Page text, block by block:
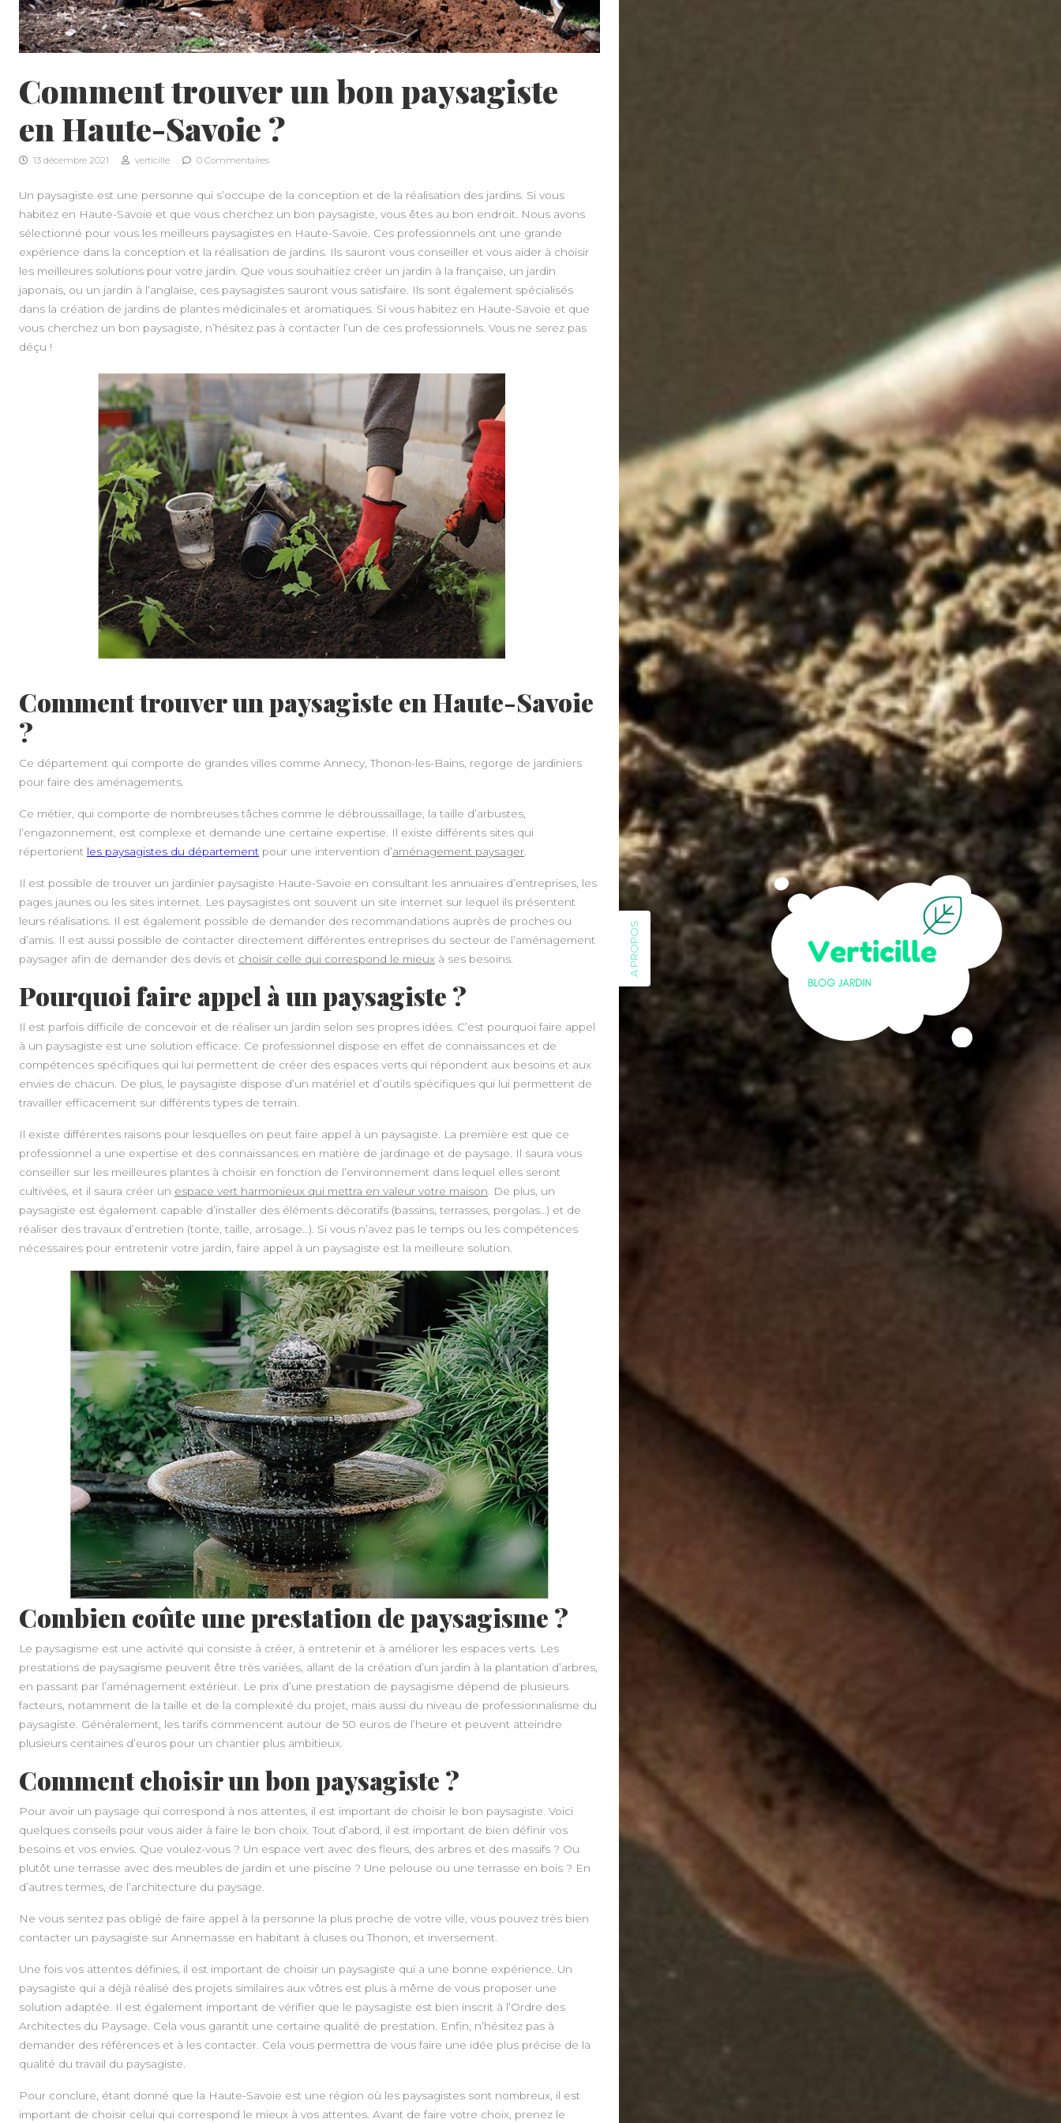
Comment trouver un bon paysagiste
en Haute-Savoie ?
13 décembre 2021 verticille 0 Commentaires
Un paysagiste est une personne qui s’occupe de la conception et de la réalisation des jardins. Si vous
habitez en Haute-Savoie et que vous cherchez un bon paysagiste, vous êtes au bon endroit. Nous avons
sélectionné pour vous les meilleurs paysagistes en Haute-Savoie. Ces professionnels ont une grande
expérience dans la conception et la réalisation de jardins. Ils sauront vous conseiller et vous aider à choisir
les meilleures solutions pour votre jardin. Que vous souhaitiez créer un jardin à la française, un jardin
japonais, ou un jardin à l’anglaise, ces paysagistes sauront vous satisfaire. Ils sont également spécialisés
dans la création de jardins de plantes médicinales et aromatiques. Si vous habitez en Haute-Savoie et que
vous cherchez un bon paysagiste, n’hésitez pas à contacter l’un de ces professionnels. Vous ne serez pas
déçu !
Comment trouver un paysagiste en Haute-Savoie
?
Ce département qui comporte de grandes villes comme Annecy, Thonon-les-Bains, regorge de jardiniers
pour faire des aménagements.
Ce métier, qui comporte de nombreuses tâches comme le débroussaillage, la taille d’arbustes,
l’engazonnement, est complexe et demande une certaine expertise. Il existe différents sites qui
répertorient les paysagistes du département pour une intervention d’aménagement paysager
Il est possible de trouver un jardinier paysagiste Haute-Savoie en consultant les annuaires d’entreprises, les
pages jaunes ou les sites internet. Les paysagistes ont souvent un site internet sur lequel ils présentent
leurs réalisations. Il est également possible de demander des recommandations auprès de proches ou
d’amis. Il est aussi possible de contacter directement différentes entreprises du secteur de l’aménagement
paysager afin de demander des devis et choisir celle qui correspond le mieux à ses besoins.
Pourquoi faire appel à un paysagiste ?
Il est parfois difficile de concevoir et de réaliser un jardin selon ses propres idées. C’est pourquoi faire appel
à un paysagiste est une solution efficace. Ce professionnel dispose en effet de connaissances et de
compétences spécifiques qui lui permettent de créer des espaces verts qui répondent aux besoins et aux
envies de chacun. De plus, le paysagiste dispose d’un matériel et d’outils spécifiques qui lui permettent de
travailler efficacement sur différents types de terrain.
Il existe différentes raisons pour lesquelles on peut faire appel à un paysagiste. La première est que ce
professionnel a une expertise et des connaissances en matière de jardinage et de paysage. Il saura vous
conseiller sur les meilleures plantes à choisir en fonction de l’environnement dans lequel elles seront
cultivées, et il saura créer un espace vert harmonieux qui mettra en valeur votre maison . De plus, un
paysagiste est également capable d’installer des éléments décoratifs (bassins, terrasses, pergolas…) et de
réaliser des travaux d’entretien (tonte, taille, arrosage…). Si vous n’avez pas le temps ou les compétences
nécessaires pour entretenir votre jardin, faire appel à un paysagiste est la meilleure solution.
Combien coûte une prestation de paysagisme ?
Le paysagisme est une activité qui consiste à créer, à entretenir et à améliorer les espaces verts. Les
prestations de paysagisme peuvent être très variées, allant de la création d’un jardin à la plantation d’arbres,
en passant par l’aménagement extérieur. Le prix d’une prestation de paysagisme dépend de plusieurs
facteurs, notamment de la taille et de la complexité du projet, mais aussi du niveau de professionnalisme du
paysagiste. Généralement, les tarifs commencent autour de 50 euros de l’heure et peuvent atteindre
plusieurs centaines d’euros pour un chantier plus ambitieux.
Comment choisir un bon paysagiste ?
Pour avoir un paysage qui correspond à nos attentes, il est important de choisir le bon paysagiste. Voici
quelques conseils pour vous aider à faire le bon choix. Tout d’abord, il est important de bien définir vos
besoins et vos envies. Que voulez-vous ? Un espace vert avec des fleurs, des arbres et des massifs ? Ou
plutôt une terrasse avec des meubles de jardin et une piscine ? Une pelouse ou une terrasse en bois ? En
d’autres termes, de l’architecture du paysage.
Ne vous sentez pas obligé de faire appel à la personne la plus proche de votre ville, vous pouvez très bien
contacter un paysagiste sur Annemasse en habitant à cluses ou Thonon, et inversement.
Une fois vos attentes définies, il est important de choisir un paysagiste qui a une bonne expérience. Un
paysagiste qui a déjà réalisé des projets similaires aux vôtres est plus à même de vous proposer une
solution adaptée. Il est également important de vérifier que le paysagiste est bien inscrit à l’Ordre des
Architectes du Paysage. Cela vous garantit une certaine qualité de prestation. Enfin, n’hésitez pas à
demander des références et à les contacter. Cela vous permettra de vous faire une idée plus précise de la
qualité du travail du paysagiste.
Pour conclure, étant donné que la Haute-Savoie est une région où les paysagistes sont nombreux, il est
important de choisir celui qui correspond le mieux à vos attentes. Avant de faire votre choix, prenez le
A PROPOS